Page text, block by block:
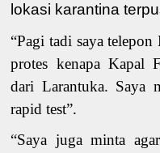
lokasi karantina
“Pagi tadi saya telepon
protes kenapa Kapal
dari Larantuka. Saya
rapid test”.
“Saya juga minta